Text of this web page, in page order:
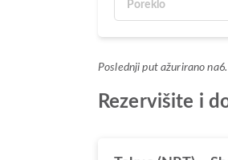
Poslednji put ažurirano na
Rezervišite i